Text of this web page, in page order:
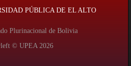
PÚBLICA DE EL ALTO
Plurinacional de Bolivia
© UPEA 2026